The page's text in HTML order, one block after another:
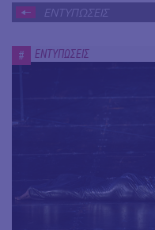
ΕΝΤΥΠΩΣΕΙΣ
# ΕΝΤΥΠΩΣΕΙΣ